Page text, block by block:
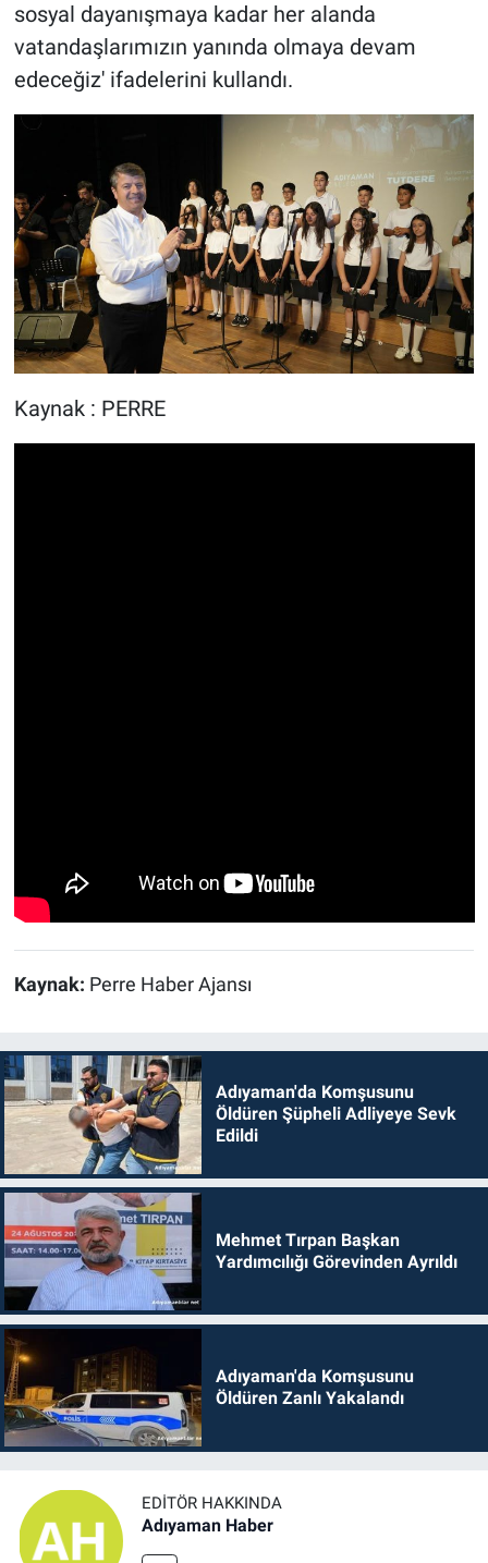
sosyal dayanışmaya kadar her alanda
vatandaşlarımızın yanında olmaya devam
edeceğiz' ifadelerini kullandı.
Kaynak : PERRE
Kaynak: Perre Haber Ajansı
Adıyaman'da Komşusunu
Öldüren Şüpheli Adliyeye Sevk
Edildi
Mehmet Tırpan Başkan
Yardımcılığı Görevinden Ayrıldı
Adıyaman'da Komşusunu
Öldüren Zanlı Yakalandı
EDITÖR HAKKINDA
Adıyaman Haber